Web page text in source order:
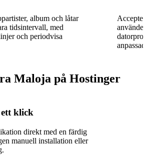
album och låtar
tidsintervall, med
och periodvisa
Maloja på Hostinger
klick
direkt med en färdig
manuell installation eller